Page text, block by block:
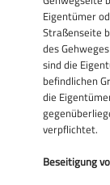
Eigentümer
Straßenseite
des
sind die
befindlichen
die
verpflichtet.
Beseitigung